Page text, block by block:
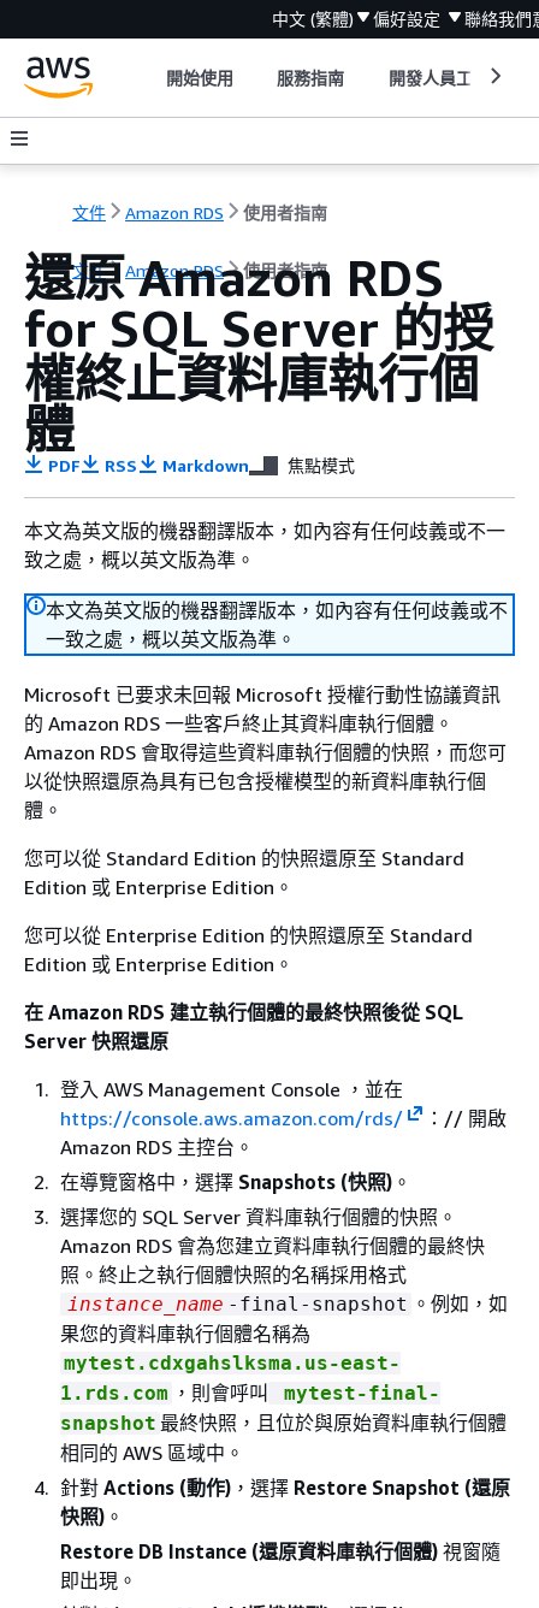
中文 (繁體) 偏好設定 聯絡我們
開始使用 服務指南 開發人員工具
文件 Amazon RDS 使用者指南
文件 Amazon RDS 使用者指南
還原 Amazon RDS
for SQL Server 的授
權終止資料庫執行個
體
PDF RSS Markdown 焦點模式
本文為英文版的機器翻譯版本，如內容有任何歧義或不一
致之處，概以英文版為準。
本文為英文版的機器翻譯版本，如內容有任何歧義或不
一致之處，概以英文版為準。
Microsoft 已要求未回報 Microsoft 授權行動性協議資訊
的 Amazon RDS 一些客戶終止其資料庫執行個體。
Amazon RDS 會取得這些資料庫執行個體的快照，而您可
以從快照還原為具有已包含授權模型的新資料庫執行個
體。
您可以從 Standard Edition 的快照還原至 Standard
Edition 或 Enterprise Edition。
您可以從 Enterprise Edition 的快照還原至 Standard
Edition 或 Enterprise Edition。
在 Amazon RDS 建立執行個體的最終快照後從 SQL
Server 快照還原
登入 AWS Management Console ，並在
https://console.aws.amazon.com/rds/
：// 開啟
Amazon RDS 主控台。
在導覽窗格中，選擇 Snapshots (快照) 。
選擇您的 SQL Server 資料庫執行個體的快照。
Amazon RDS 會為您建立資料庫執行個體的最終快
照。終止之執行個體快照的名稱採用格式
instance_name -final-snapshot 。例如，如
果您的資料庫執行個體名稱為
mytest.cdxgahslksma.us-east-
1.rds.com ，則會呼叫
mytest-final-
snapshot 最終快照，且位於與原始資料庫執行個體
相同的 AWS 區域中。
針對 Actions (動作) ，選擇 Restore Snapshot (還原
快照) 。
Restore DB Instance (還原資料庫執行個體) 視窗隨
即出現。